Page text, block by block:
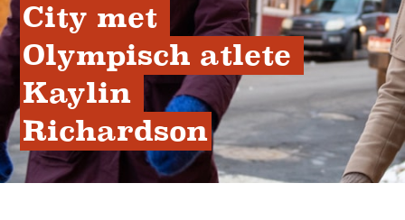
City met
Olympisch atlete
Kaylin
Richardson